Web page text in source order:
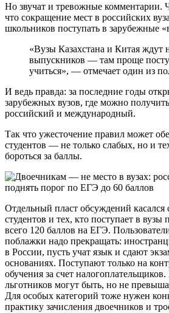
Но звучат и тревожные комментарии.
что сокращение мест в российских
школьников поступать в зарубежные
«Вузы Казахстана и Китая ждут
выпускников — там проще
учиться», — отмечает один из
И ведь правда: за последние годы
зарубежных вузов, где можно
российский и международный.
Так что ужесточение правил может
студентов — не только слабых, но и
бороться за баллы.
Отдельный пласт обсуждений
студентов и тех, кто поступает в вузы
всего 120 баллов на ЕГЭ.
поблажки надо прекращать:
в России, пусть учат язык и сдают
основаниях. Поступают только на
обучения за счет
льготников могут быть, но не
Для особых категорий тоже нужен
практику зачисления двоечников и